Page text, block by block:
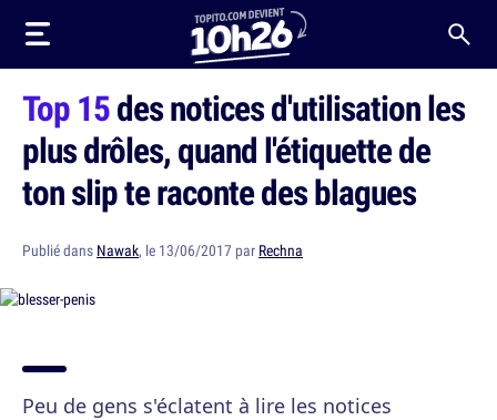
Top 15des notices d'utilisation les
plus drôles, quand l'étiquette de
ton slip te raconte des blagues
Publié dans Nawak, le 13/06/2017 par Rechna
Peu de gens s'éclatent à lire les notices